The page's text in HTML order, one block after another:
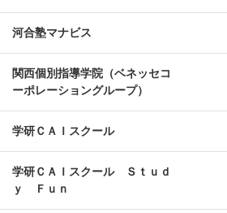
河合塾マナビス
関西個別指導学院（ベネッセコ
ーポレーショングループ）
学研ＣＡＩスクール
学研ＣＡＩスクール Ｓｔｕｄ
ｙ Ｆｕｎ